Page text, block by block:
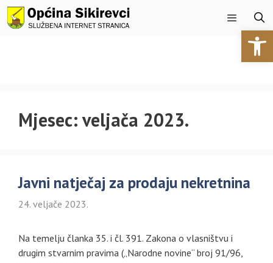
Preskoči
na
Izbornik
Mjesec:veljača 2023.
Javni natječaj za prodaju nekretnina
24. veljače 2023.
Na temelju članka 35. i čl. 391. Zakona o vlasništvu i
drugim stvarnim pravima („Narodne novine“ broj 91/96,